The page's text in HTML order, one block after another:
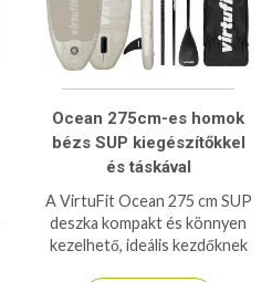
Ocean 275cm-es homok
bézs SUP kiegészítőkkel
és táskával
A VirtuFit Ocean 275 cm SUP
deszka kompakt és könnyen
kezelhető, ideális kezdőknek